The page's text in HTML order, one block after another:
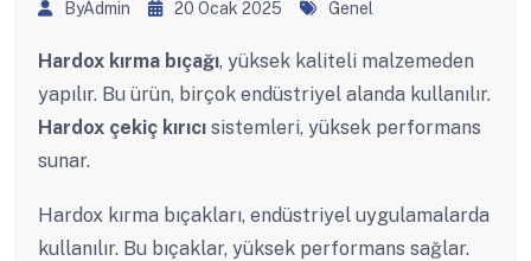
ByAdmin 20 Ocak 2025 Genel
Hardox kırma bıçağı, yüksek kaliteli malzemeden
yapılır. Bu ürün, birçok endüstriyel alanda kullanılır.
Hardox çekiç kırıcı sistemleri, yüksek performans
sunar.
Hardox kırma bıçakları, endüstriyel uygulamalarda
kullanılır. Bu bıçaklar, yüksek performans sağlar.